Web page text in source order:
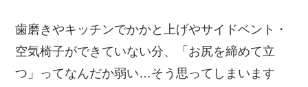
歯磨きやキッチンでかかと上げやサイドベント・
空気椅子ができていない分、「お尻を締めて立
つ」ってなんだか弱い…そう思ってしまいます